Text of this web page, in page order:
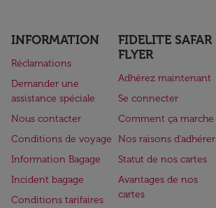
INFORMATION
Réclamations
Demander une
assistance spéciale
Nous contacter
Conditions de voyage
Information Bagage
Incident bagage
Conditions tarifaires
FIDELITE SAFAR
FLYER
Adhérez maintenant
Se connecter
Comment ça marche
Nos raisons d'adhérer
Statut de nos cartes
Avantages de nos
cartes